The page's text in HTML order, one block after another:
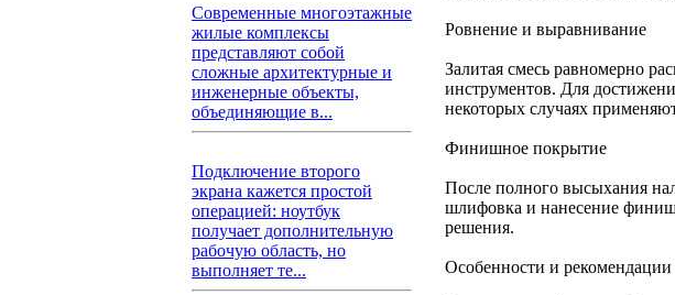
Современные многоэтажные
жилые комплексы
представляют собой
сложные архитектурные и
инженерные объекты,
объединяющие в...
Подключение второго
экрана кажется простой
операцией: ноутбук
получает дополнительную
рабочую область, но
выполняет те...
Ровнение и выравнивание
Залитая смесь равномерно
инструментов. Для
некоторых случаях
Финишное покрытие
После полного высыхания
шлифовка и нанесение
решения.
Особенности и рекомендации